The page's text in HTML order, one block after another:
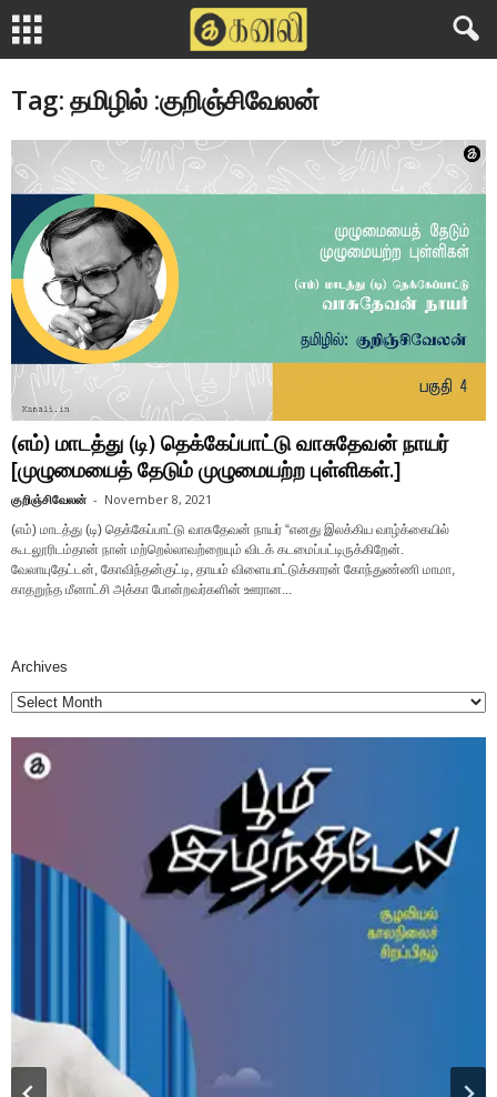
Tag: தமிழில் :குறிஞ்சிவேலன்
(எம்) மாடத்து (டி) தெக்கேப்பாட்டு வாசுதேவன் நாயர்
[முழுமையைத் தேடும் முழுமையற்ற புள்ளிகள்.]
குறிஞ்சிவேலன் - November 8, 2021
(எம்) மாடத்து (டி) தெக்கேப்பாட்டு வாசுதேவன் நாயர் “எனது இலக்கிய வாழ்க்கையில்
கூடலூரிடம்தான் நான் மற்றெல்லாவற்றையும் விடக் கடமைப்பட்டிருக்கிறேன்.
வேலாயுதேட்டன், கோவிந்தன்குட்டி, தாயம் விளையாட்டுக்காரன் கோந்துண்ணி மாமா,
காதறுந்த மீனாட்சி அக்கா போன்றவர்களின் ஊரான...
Archives